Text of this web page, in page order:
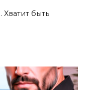
быть